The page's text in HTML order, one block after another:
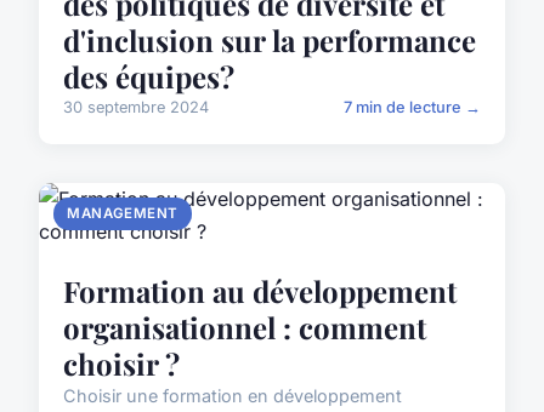
d'inclusion sur la performance
des équipes?
30 septembre 2024 7 min de lecture →
MANAGEMENT
Formation au développement
organisationnel : comment
choisir ?
Choisir une formation en développement